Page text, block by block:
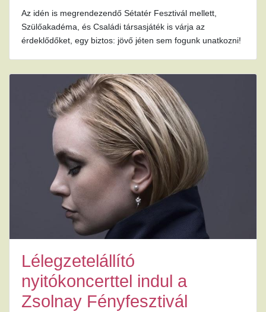
Az idén is megrendezendő Sétatér Fesztivál mellett,
Szülőakadéma, és Családi társasjáték is várja az
érdeklődőket, egy biztos: jövő jéten sem fogunk unatkozni!
Lélegzetelállító
nyitókoncerttel indul a
Zsolnay Fényfesztivál